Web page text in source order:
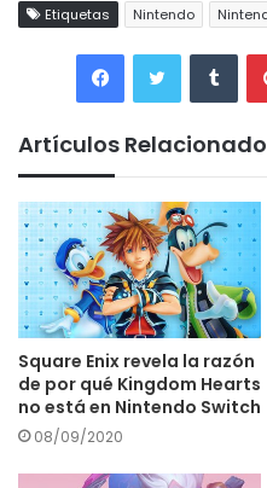
Etiquetas Nintendo
Artículos
Square Enix revela la razón
de por qué Kingdom Hearts
no está en Nintendo Switch
08/09/2020